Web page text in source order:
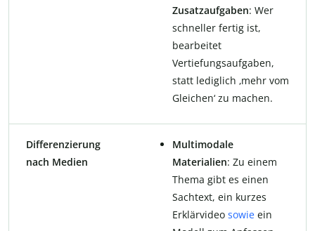
Zusatzaufgaben: Wer
schneller fertig ist,
bearbeitet
Vertiefungsaufgaben,
statt lediglich ‚mehr vom
Gleichen‘ zu machen.
Differenzierung
nach Medien
Multimodale
Materialien: Zu einem
Thema gibt es einen
Sachtext, ein kurzes
Erklärvideo sowie ein